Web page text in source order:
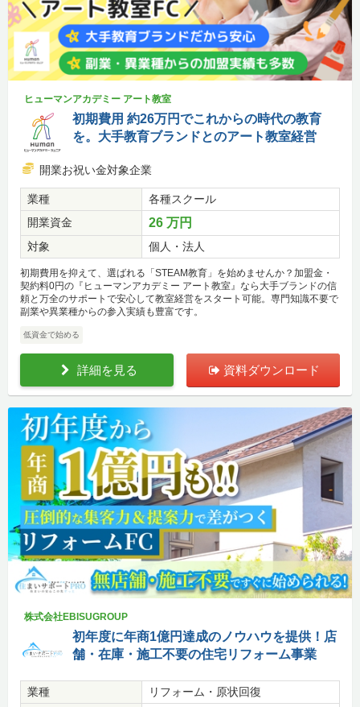
ヒューマンアカデミー アート教室
初期費用 約26万円でこれからの時代の教育
を。大手教育ブランドとのアート教室経営
開業お祝い金対象企業
業種
各種スクール
開業資金
26 万円
対象 個人・法人
初期費用を抑えて、選ばれる「STEAM教育」を始めませんか？加盟金・
契約料0円の『ヒューマンアカデミー アート教室』なら大手ブランドの信
頼と万全のサポートで安心して教室経営をスタート可能。専門知識不要で
副業や異業種からの参入実績も豊富です。
低資金で始める
詳細を見る 資料ダウンロード
株式会社EBISUGROUP
初年度に年商1億円達成のノウハウを提供！店
舗・在庫・施工不要の住宅リフォーム事業
業種
リフォーム・原状回復